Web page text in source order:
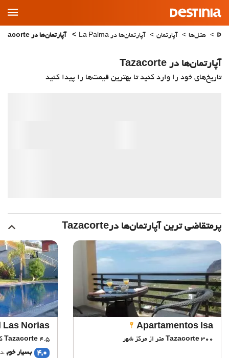
Main
Menu
هتل‌ها آپارتمان آپارتمان‌ها در La Palma آپارتمان‌ها در Tazacorte
آپارتمان‌ها در Tazacorte
تاریخ‌های خود را وارد کنید تا بهترین قیمت‌ها را پیدا کنید
پرمتقاضی ترین آپارتمان‌‌ها درTazacorte
Apartamentos Isa
Tazacorte 300 متر از مرکز شهر
Las Norias
Tazacorte 4.5 کیلومتر از مرکز شهر
4,0 بسیار خوب